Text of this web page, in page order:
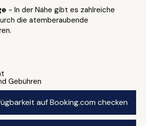
- In der Nähe gibt es zahlreiche
die atemberaubende
Gebühren
auf Booking.com checken